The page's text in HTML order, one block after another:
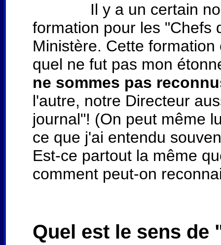
Il y a un certain
formation pour les "Chefs
Ministère. Cette
quel ne fut pas mon
ne sommes pas
l'autre, notre Directeur
journal"! (On peut même
ce que j'ai entendu
Est-ce partout la même
comment peut-on
Quel est le sens de